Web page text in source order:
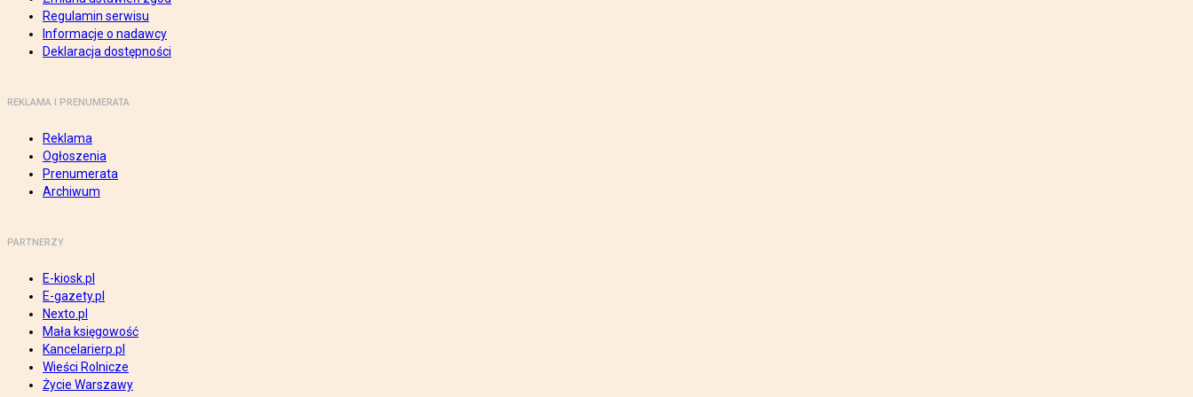
Regulamin serwisu
Informacje o nadawcy
Deklaracja dostępności
REKLAMA I PRENUMERATA
Reklama
Ogłoszenia
Prenumerata
Archiwum
PARTNERZY
E-kiosk.pl
E-gazety.pl
Nexto.pl
Mała księgowość
Kancelarierp.pl
Wieści Rolnicze
Życie Warszawy